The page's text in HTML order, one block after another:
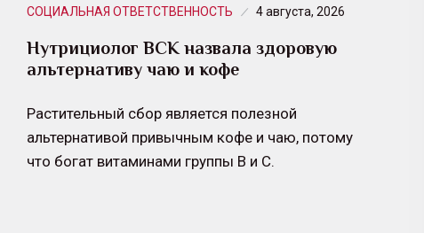
СОЦИАЛЬНАЯ ОТВЕТСТВЕННОСТЬ 4 августа, 2026
Нутрициолог ВСК назвала здоровую
альтернативу чаю и кофе
Растительный сбор является полезной
альтернативой привычным кофе и чаю, потому
что богат витаминами группы B и C.